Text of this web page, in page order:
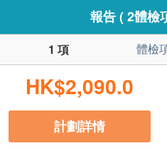
報告 ( 2體檢
體檢
1 項
HK$2,090.0
計劃詳情